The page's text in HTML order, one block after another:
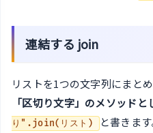
連結する join
リストを1つの文字列にまと
「区切り文字」のメソッドと
り".join(リスト)
と書きます